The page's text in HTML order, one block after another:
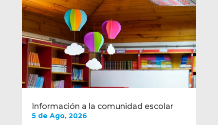
Información a la comunidad escolar
5 de Ago, 2026